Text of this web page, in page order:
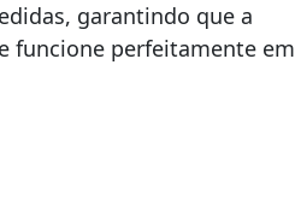
garantindo que a
funcione perfeitamente em